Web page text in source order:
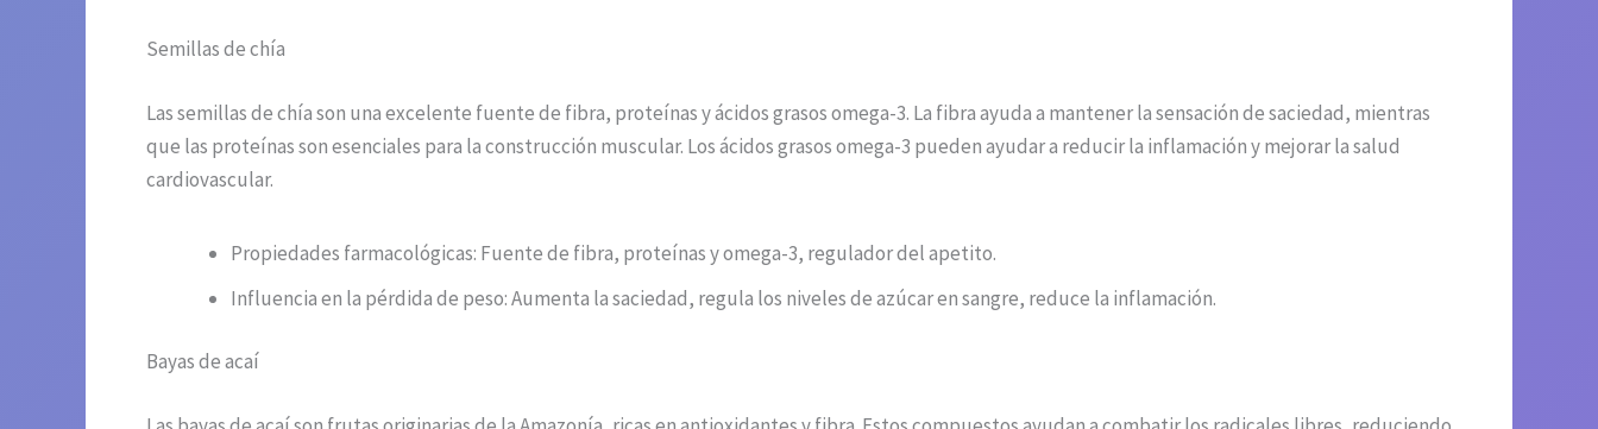
Semillas de chía
Las semillas de chía son una excelente fuente de fibra, proteínas y ácidos grasos omega-3. La fibra ayuda a mantener la sensación de saciedad, mientras
que las proteínas son esenciales para la construcción muscular. Los ácidos grasos omega-3 pueden ayudar a reducir la inflamación y mejorar la salud
cardiovascular.
Propiedades farmacológicas: Fuente de fibra, proteínas y omega-3, regulador del apetito.
Influencia en la pérdida de peso: Aumenta la saciedad, regula los niveles de azúcar en sangre, reduce la inflamación.
Bayas de acaí